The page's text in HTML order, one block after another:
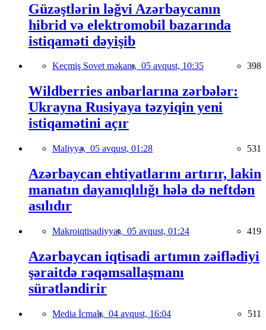
Güzəştlərin ləğvi Azərbaycanın
hibrid və elektromobil bazarında
istiqaməti dəyişib
Keçmiş Sovet məkanı, 05 avqust, 10:35 398
Wildberries anbarlarına zərbələr:
Ukrayna Rusiyaya təzyiqin yeni
istiqamətini açır
Maliyyə, 05 avqust, 01:28 531
Azərbaycan ehtiyatlarını artırır, lakin
manatın dayanıqlılığı hələ də neftdən
asılıdır
Makroiqtisadiyyat, 05 avqust, 01:24 419
Azərbaycan iqtisadi artımın zəiflədiyi
şəraitdə rəqəmsallaşmanı
sürətləndirir
Media İcmalı, 04 avqust, 16:04 511